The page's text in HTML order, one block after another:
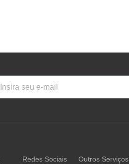
Redes Sociais Outros Serviços